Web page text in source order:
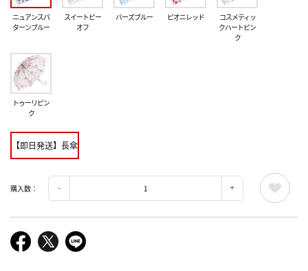
ニュアンスパ
ターンブルー
スイートピー
オフ
バーズブルー ピオニレッド
コスメティッ
クハートピン
ク
トゥーリピン
ク
【即日発送】長傘
購入数：